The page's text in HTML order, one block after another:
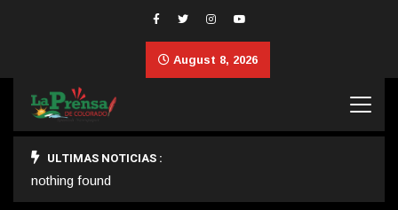
August 8, 2026
ULTIMAS NOTICIAS :
nothing found